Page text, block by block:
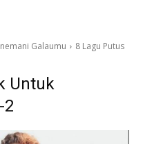
Galaumu
8 Lagu Putus
Untuk
2